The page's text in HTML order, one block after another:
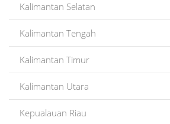
Kalimantan Selatan
Kalimantan Tengah
Kalimantan Timur
Kalimantan Utara
Kepualauan Riau